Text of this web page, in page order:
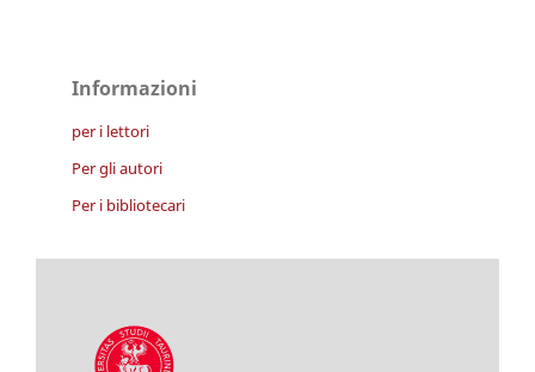
Informazioni
per i lettori
Per gli autori
Per i bibliotecari